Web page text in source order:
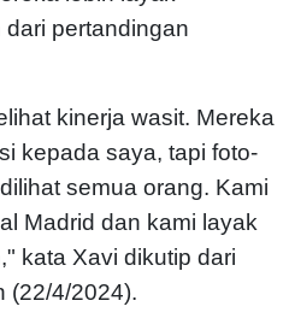
pertandingan
kinerja wasit. Mereka
kepada saya, tapi foto-
semua orang. Kami
Madrid dan kami layak
kata Xavi dikutip dari
(22/4/2024).